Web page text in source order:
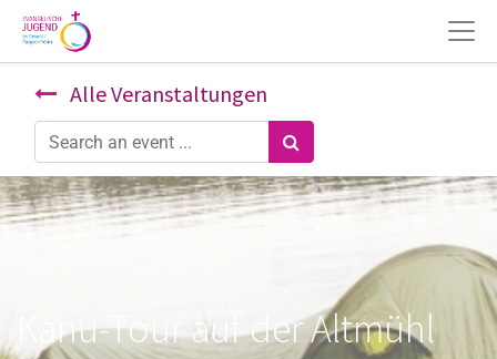
Alle Veranstaltungen
Kanu-Tour auf der Altmühl